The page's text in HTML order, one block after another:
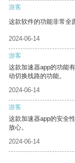
游客
这款软件的功能非常全
2024-06-14
游客
这款加速器app的功能
动切换线路的功能。
2024-06-14
游客
这款加速器app的安全
放心。
2024-06-14